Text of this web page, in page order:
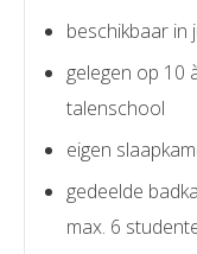
beschikbaar in
gelegen op 10
talenschool
eigen
gedeelde
max. 6